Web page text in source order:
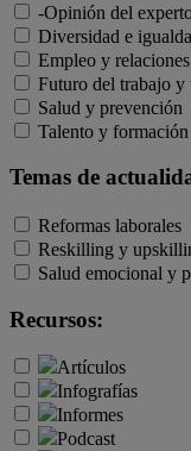
-Opinión del
Diversidad e
Empleo y
Futuro del trabajo y
Salud y prevención
Talento y formación
Temas de
Reformas laborales
Reskilling y
Salud emocional y
Recursos:
Artículos
Infografías
Informes
Podcast